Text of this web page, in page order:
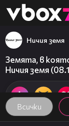
👾
Всички
Ничия земя
Земята, в
Ничия земя
47:07